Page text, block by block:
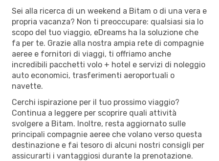
Sei alla ricerca di un weekend a Bitam o di una vera e
propria vacanza? Non ti preoccupare: qualsiasi sia lo
scopo del tuo viaggio, eDreams ha la soluzione che
fa per te. Grazie alla nostra ampia rete di compagnie
aeree e fornitori di viaggi, ti offriamo anche
incredibili pacchetti volo + hotel e servizi di noleggio
auto economici, trasferimenti aeroportuali o
navette.
Cerchi ispirazione per il tuo prossimo viaggio?
Continua a leggere per scoprire quali attività
svolgere a Bitam. Inoltre, resta aggiornato sulle
principali compagnie aeree che volano verso questa
destinazione e fai tesoro di alcuni nostri consigli per
assicurarti i vantaggiosi durante la prenotazione.